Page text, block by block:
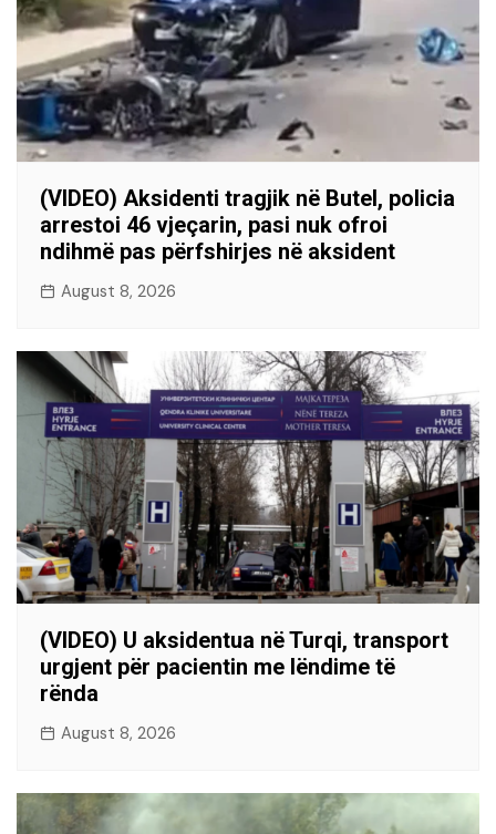
(VIDEO) Aksidenti tragjik në Butel, policia
arrestoi 46 vjeçarin, pasi nuk ofroi
ndihmë pas përfshirjes në aksident
August 8, 2026
(VIDEO) U aksidentua në Turqi, transport
urgjent për pacientin me lëndime të
rënda
August 8, 2026